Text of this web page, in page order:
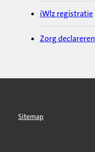
iWlz registratie
Zorg declareren
Sitemap